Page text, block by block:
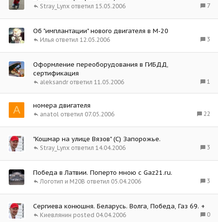
7
15.05.2006
Stray_Lynx
Об "имплантации" нового двигателя в М-20
3
12.05.2006
Илья
Оформление переоборудования в ГИБДД,
сертификация
1
11.05.2006
aleksandr
A номера двигателя
22
07.05.2006
anatol
"Кошмар на улице Вязов" (С) Запорожье.
3
14.04.2006
Stray_Lynx
Победа в Латвии. Поперто мною с Gaz21.ru.
3
05.04.2006
Логотип и М20В
Сергиева конюшня. Беларусь. Волга, Победа, Газ 69. +
0
04.04.2006
Киевлянин